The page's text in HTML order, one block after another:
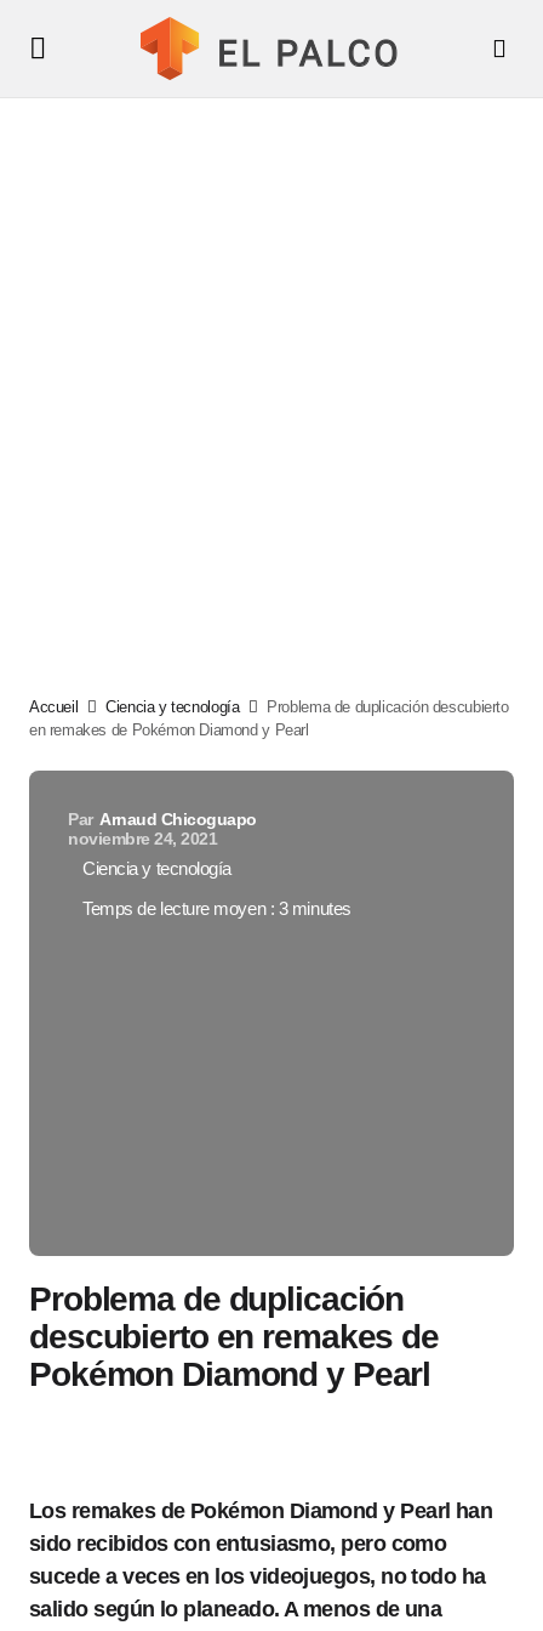
Accueil Ciencia y tecnología
Problema de duplicación descubierto
en remakes de Pokémon Diamond y Pearl
Par Arnaud Chicoguapo
noviembre 24, 2021
Ciencia y tecnología
Temps de lecture moyen : 3 minutes
Problema de duplicación
descubierto en remakes de
Pokémon Diamond y Pearl
Los remakes de Pokémon Diamond y Pearl han
sido recibidos con entusiasmo, pero como
sucede a veces en los videojuegos, no todo ha
salido según lo planeado. A menos de una